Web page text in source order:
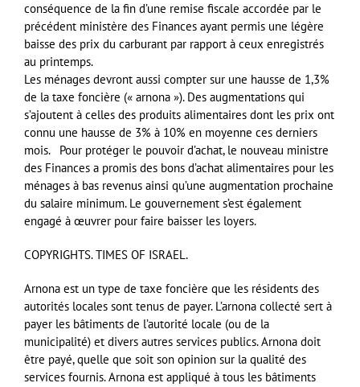
conséquence de la fin d’une remise fiscale accordée par le
précédent ministère des Finances ayant permis une légère
baisse des prix du carburant par rapport à ceux enregistrés
au printemps.
Les ménages devront aussi compter sur une hausse de 1,3%
de la taxe foncière (« arnona »). Des augmentations qui
s’ajoutent à celles des produits alimentaires dont les prix ont
connu une hausse de 3% à 10% en moyenne ces derniers
mois. Pour protéger le pouvoir d’achat, le nouveau ministre
des Finances a promis des bons d’achat alimentaires pour les
ménages à bas revenus ainsi qu’une augmentation prochaine
du salaire minimum. Le gouvernement s’est également
engagé à œuvrer pour faire baisser les loyers.
COPYRIGHTS. TIMES OF ISRAEL.
Arnona est un type de taxe foncière que les résidents des
autorités locales sont tenus de payer. L’arnona collecté sert à
payer les bâtiments de l’autorité locale (ou de la
municipalité) et divers autres services publics. Arnona doit
être payé, quelle que soit son opinion sur la qualité des
services fournis. Arnona est appliqué à tous les bâtiments